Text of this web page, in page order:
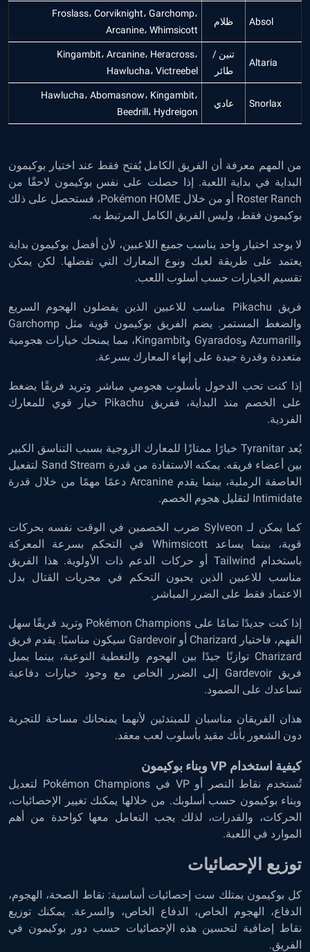
Absol ظلام
Froslass، Corviknight، Garchomp،
Arcanine، Whimsicott
Altaria
تنين /
طائر
Kingambit، Arcanine، Heracross،
Hawlucha، Victreebel
Snorlax عادي
Hawlucha، Abomasnow، Kingambit،
Beedrill، Hydreigon
من المهم معرفة أن الفريق الكامل يُفتح فقط عند اختيار بوكيمون
البداية في بداية اللعبة. إذا حصلت على نفس بوكيمون لاحقًا من
Roster Ranch أو من خلال Pokémon HOME، فستحصل على ذلك
بوكيمون فقط، وليس الفريق الكامل المرتبط به.
لا يوجد اختيار واحد يناسب جميع اللاعبين، لأن أفضل بوكيمون بداية
يعتمد على طريقة لعبك ونوع المعارك التي تفضلها. لكن يمكن
تقسيم الخيارات حسب أسلوب اللعب.
فريق Pikachu مناسب للاعبين الذين يفضلون الهجوم السريع
والضغط المستمر. يضم الفريق بوكيمون قوية مثل Garchomp
وAzumarill وGyarados وKingambit، مما يمنحك خيارات هجومية
متعددة وقدرة جيدة على إنهاء المعارك بسرعة.
إذا كنت تحب الدخول بأسلوب هجومي مباشر وتريد فريقًا يضغط
على الخصم منذ البداية، ففريق Pikachu خيار قوي للمعارك
الفردية.
يُعد Tyranitar خيارًا ممتازًا للمعارك الزوجية بسبب التناسق الكبير
بين أعضاء فريقه. يمكنه الاستفادة من قدرة Sand Stream لتفعيل
العاصفة الرملية، بينما يقدم Arcanine دعمًا مهمًا من خلال قدرة
Intimidate لتقليل هجوم الخصم.
كما يمكن لـ Sylveon ضرب الخصمين في الوقت نفسه بحركات
قوية، بينما يساعد Whimsicott في التحكم بسرعة المعركة
باستخدام Tailwind أو حركات الدعم ذات الأولوية. هذا الفريق
مناسب للاعبين الذين يحبون التحكم في مجريات القتال بدل
الاعتماد فقط على الضرر المباشر.
إذا كنت جديدًا تمامًا على Pokémon Champions وتريد فريقًا سهل
الفهم، فاختيار Charizard أو Gardevoir سيكون مناسبًا. يقدم فريق
Charizard توازنًا جيدًا بين الهجوم والتغطية النوعية، بينما يميل
فريق Gardevoir إلى الضرر الخاص مع وجود خيارات دفاعية
تساعدك على الصمود.
هذان الفريقان مناسبان للمبتدئين لأنهما يمنحانك مساحة للتجربة
دون الشعور بأنك مقيد بأسلوب لعب معقد.
كيفية استخدام VP وبناء بوكيمون
تُستخدم نقاط النصر أو VP في Pokémon Champions لتعديل
وبناء بوكيمون حسب أسلوبك. من خلالها يمكنك تغيير الإحصائيات،
الحركات، والقدرات، لذلك يجب التعامل معها كواحدة من أهم
الموارد في اللعبة.
توزيع الإحصائيات
كل بوكيمون يمتلك ست إحصائيات أساسية: نقاط الصحة، الهجوم،
الدفاع، الهجوم الخاص، الدفاع الخاص، والسرعة. يمكنك توزيع
نقاط إضافية لتحسين هذه الإحصائيات حسب دور بوكيمون في
الفريق.